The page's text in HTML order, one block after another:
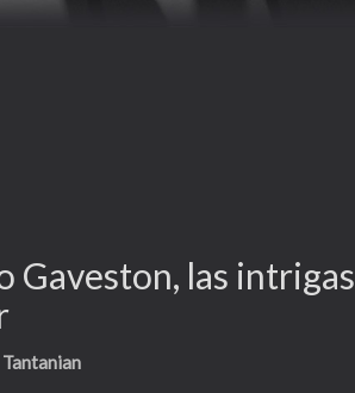
Gaveston, las intrigas